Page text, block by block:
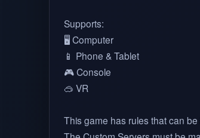
Supports:
🖥️ Computer
📱 Phone & Tablet
🎮 Console
🥽 VR
This game has rules that can